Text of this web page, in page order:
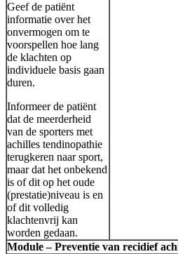
Geef de patiënt
informatie over het
onvermogen om te
voorspellen hoe lang
de klachten op
individuele basis gaan
duren.
Informeer de patiënt
dat de meerderheid
van de sporters met
achilles tendinopathie
terugkeren naar sport,
maar dat het onbekend
is of dit op het oude
(prestatie)niveau is en
of dit volledig
klachtenvrij kan
worden gedaan.
Module – Preventie van recidief